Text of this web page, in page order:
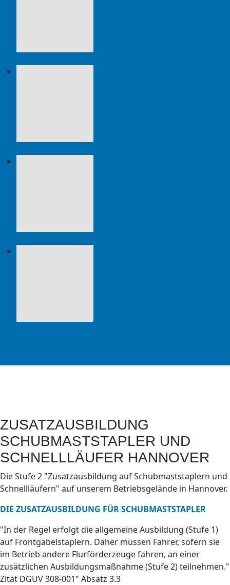
ZUSATZAUSBILDUNG
SCHUBMASTSTAPLER UND
SCHNELLLÄUFER HANNOVER
Die Stufe 2 "Zusatzausbildung auf Schubmaststaplern und
Schnellläufern" auf unserem Betriebsgelände in Hannover.
DIE ZUSATZAUSBILDUNG FÜR SCHUBMASTSTAPLER
"In der Regel erfolgt die allgemeine Ausbildung (Stufe 1)
auf Frontgabelstaplern. Daher müssen Fahrer, sofern sie
im Betrieb andere Flurförderzeuge fahren, an einer
zusätzlichen Ausbildungsmaßnahme (Stufe 2) teilnehmen."
Zitat DGUV 308-001" Absatz 3.3